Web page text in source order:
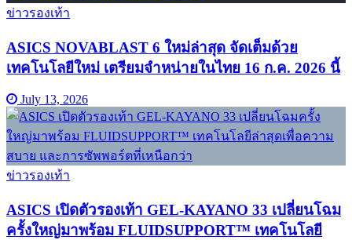
ข่าวรองเท้า
ASICS NOVABLAST 6 ใหม่ล่าสุด จัดเต็มด้วย
เทคโนโลยีใหม่ เตรียมจำหน่ายในไทย 16 ก.ค. 2026 นี้
July 13, 2026
ข่าวรองเท้า
ASICS เปิดตัวรองเท้า GEL-KAYANO 33 เปลี่ยนโฉม
ครั้งใหญ่มาพร้อม FLUIDSUPPORT™ เทคโนโลยี